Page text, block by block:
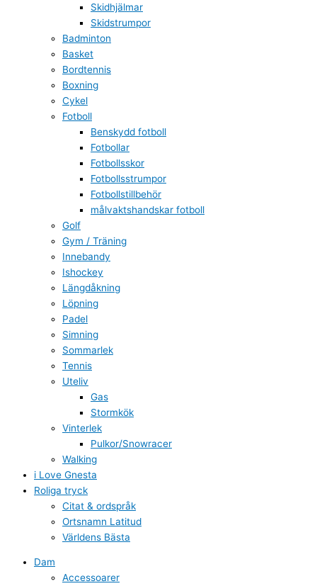
Skidhjälmar
Skidstrumpor
Badminton
Basket
Bordtennis
Boxning
Cykel
Fotboll
Benskydd fotboll
Fotbollar
Fotbollsskor
Fotbollsstrumpor
Fotbollstillbehör
målvaktshandskar fotboll
Golf
Gym / Träning
Innebandy
Ishockey
Längdåkning
Löpning
Padel
Simning
Sommarlek
Tennis
Uteliv
Gas
Stormkök
Vinterlek
Pulkor/Snowracer
Walking
i Love Gnesta
Roliga tryck
Citat & ordspråk
Ortsnamn Latitud
Världens Bästa
Dam
Accessoarer